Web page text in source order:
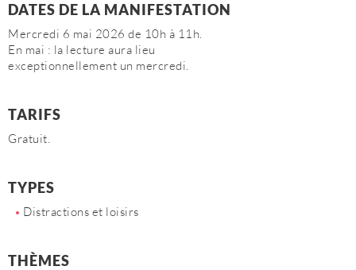
DATES DE LA MANIFESTATION
Mercredi 6 mai 2026 de 10h à 11h.
En mai : la lecture aura lieu
exceptionnellement un mercredi.
TARIFS
Gratuit.
TYPES
Distractions et loisirs
THÈMES